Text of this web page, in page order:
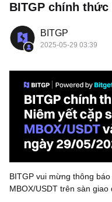
BITGP chính thức
BITGP
2025-05-29 03:39
BITGP vui mừng thông
MBOX/USDT trên sàn giao